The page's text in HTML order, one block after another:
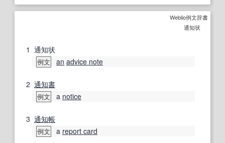
Weblio例文辞書
通知状
1 通知状
例文 an advice note
2 通知書
例文 a notice
3 通知帳
例文 a report card